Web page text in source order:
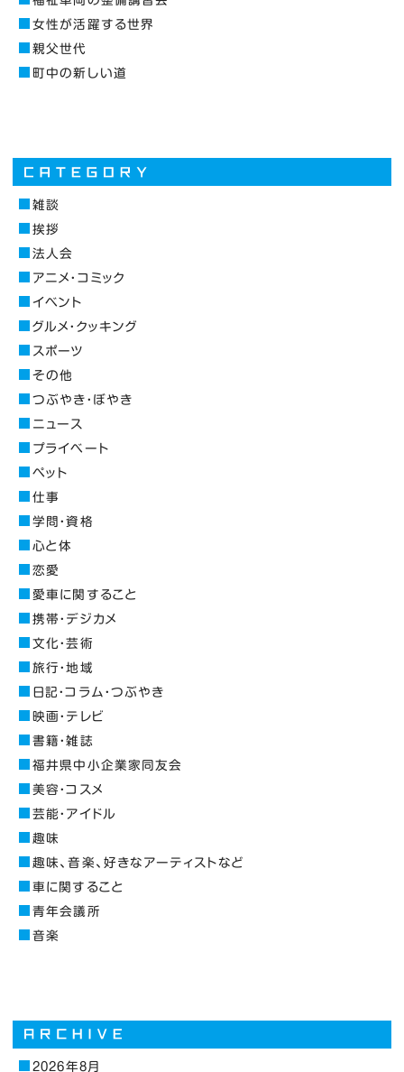
女性が活躍する世界
親父世代
町中の新しい道
雑談
挨拶
法人会
アニメ・コミック
イベント
グルメ・クッキング
スポーツ
その他
つぶやき・ぼやき
ニュース
プライベート
ペット
仕事
学問・資格
心と体
恋愛
愛車に関すること
携帯・デジカメ
文化・芸術
旅行・地域
日記・コラム・つぶやき
映画・テレビ
書籍・雑誌
福井県中小企業家同友会
美容・コスメ
芸能・アイドル
趣味
趣味、音楽、好きなアーティストなど
車に関すること
青年会議所
音楽
2026年8月